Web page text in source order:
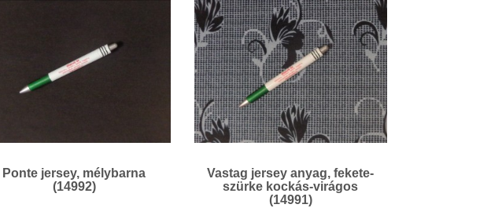
Ponte jersey, mélybarna
(14992)
Vastag jersey anyag, fekete-
szürke kockás-virágos
(14991)